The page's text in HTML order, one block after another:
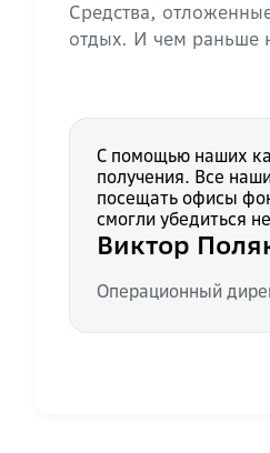
Средства,
отдых. И чем раньше
С помощью наших
получения. Все
посещать офисы
смогли убедиться
Виктор
Операционный